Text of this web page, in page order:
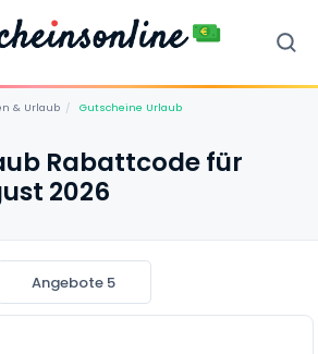
& Urlaub / Gutscheine Urlaub
Rabattcode für
2026
Angebote 5